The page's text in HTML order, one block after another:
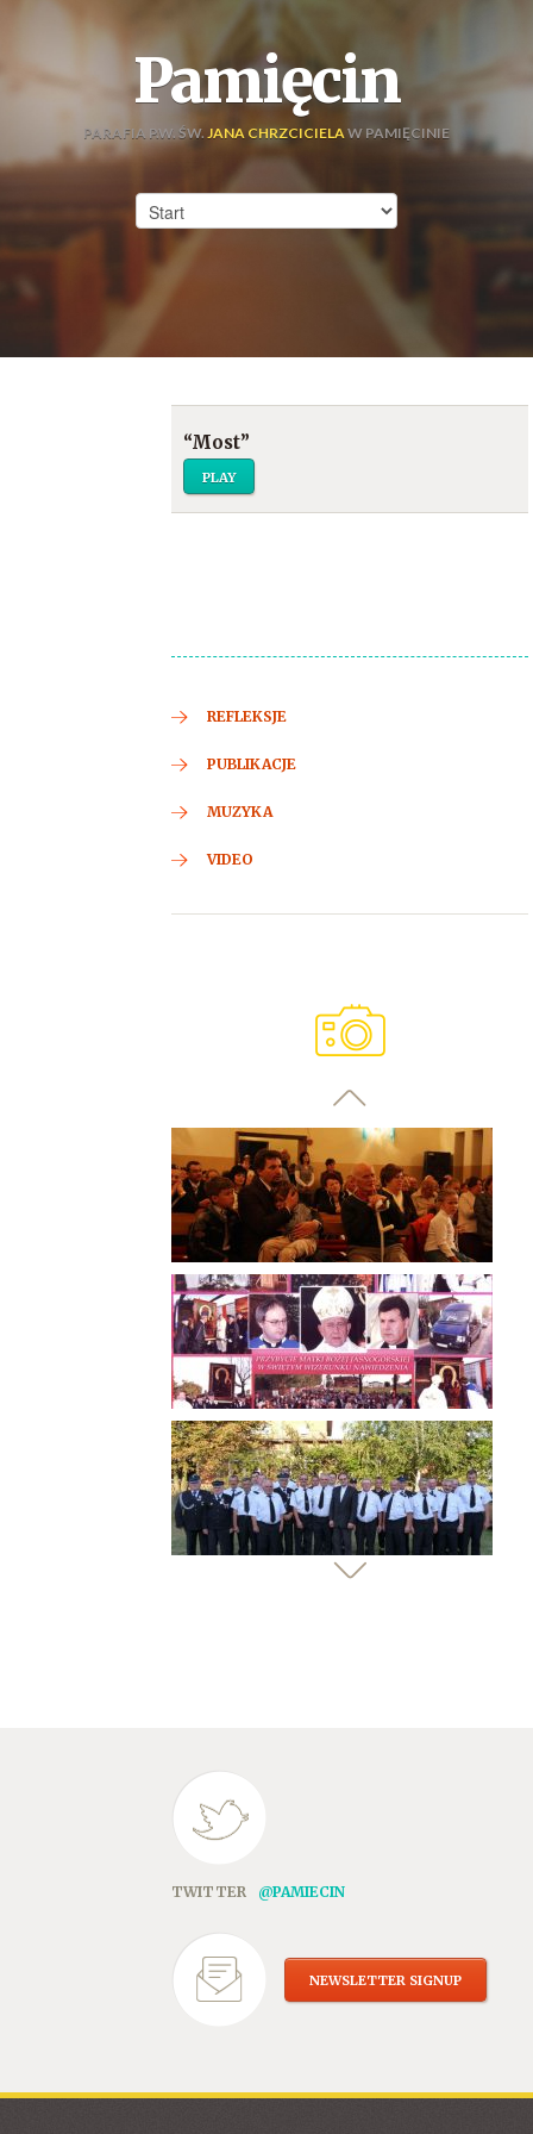
Pamięcin
PARAFIA P.W. ŚW. JANA CHRZCICIELAW PAMIĘCINIE
“Most”
PLAY
REFLEKSJE
PUBLIKACJE
MUZYKA
VIDEO
TWITTER @PAMIECIN
NEWSLETTER SIGNUP